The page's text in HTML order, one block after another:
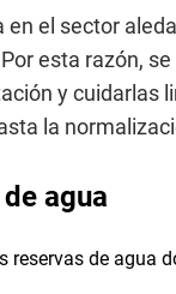
el sector
esta razón,
y cuidarlas
la
agua